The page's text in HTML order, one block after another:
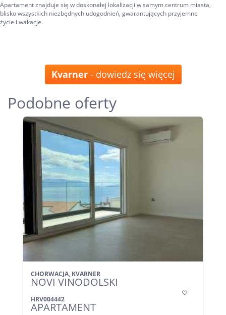
Apartament znajduje się w doskonałej lokalizacji w samym centrum miasta,
blisko wszystkich niezbędnych udogodnień, gwarantujących przyjemne
życie i wakacje.
Kvarner- dowiedz się więcej
Podobne oferty
CHORWACJA, KVARNER
NOVI VINODOLSKI
HRV004442
APARTAMENT
